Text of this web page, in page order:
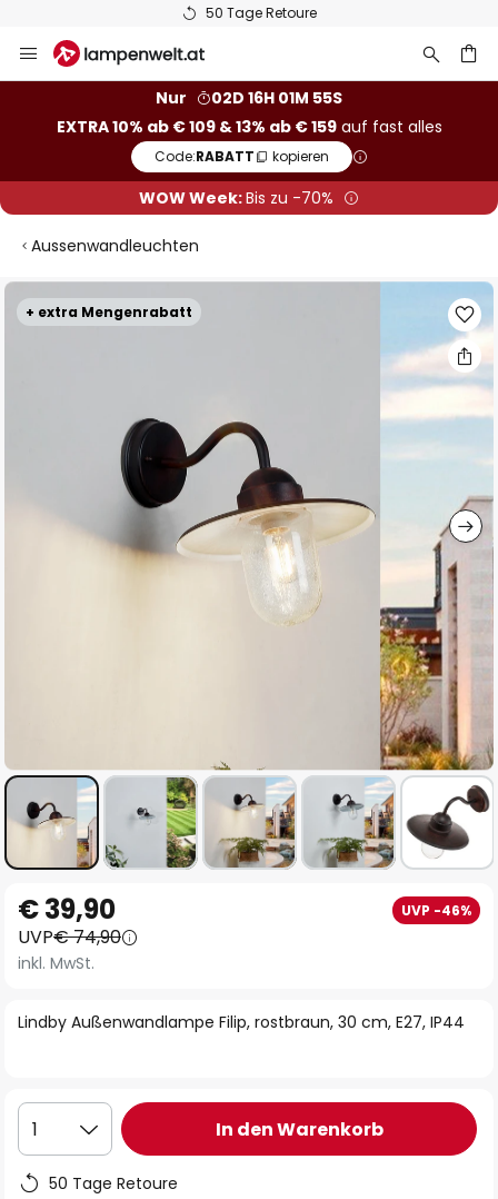
50 Tage Retoure
Inhalt
Nur
02D 16H 01M 54S
EXTRA 10% ab € 109 & 13% ab € 159auf fast alles
Code:RABATT kopieren
WOW Week:Bis zu -70%
Aussenwandleuchten
+ extra Mengenrabatt
Zum
Ende
Anfang
der
Bildgalerie
Lindby Außenwandlampe Filip, rostbraun, 30 cm, E27, IP44
€ 39,90 UVP -46%
UVP€ 74,90
inkl. MwSt.
1 In den Warenkorb
50 Tage Retoure